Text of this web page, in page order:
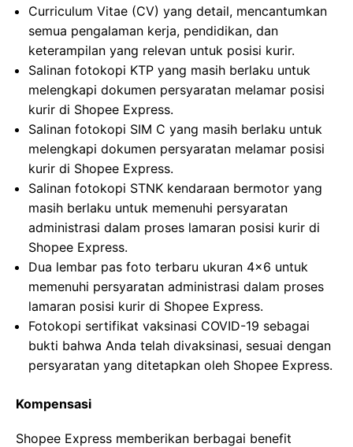
Curriculum Vitae (CV) yang detail, mencantumkan
semua pengalaman kerja, pendidikan, dan
keterampilan yang relevan untuk posisi kurir.
Salinan fotokopi KTP yang masih berlaku untuk
melengkapi dokumen persyaratan melamar posisi
kurir di Shopee Express.
Salinan fotokopi SIM C yang masih berlaku untuk
melengkapi dokumen persyaratan melamar posisi
kurir di Shopee Express.
Salinan fotokopi STNK kendaraan bermotor yang
masih berlaku untuk memenuhi persyaratan
administrasi dalam proses lamaran posisi kurir di
Shopee Express.
Dua lembar pas foto terbaru ukuran 4×6 untuk
memenuhi persyaratan administrasi dalam proses
lamaran posisi kurir di Shopee Express.
Fotokopi sertifikat vaksinasi COVID-19 sebagai
bukti bahwa Anda telah divaksinasi, sesuai dengan
persyaratan yang ditetapkan oleh Shopee Express.
Kompensasi
Shopee Express memberikan berbagai benefit